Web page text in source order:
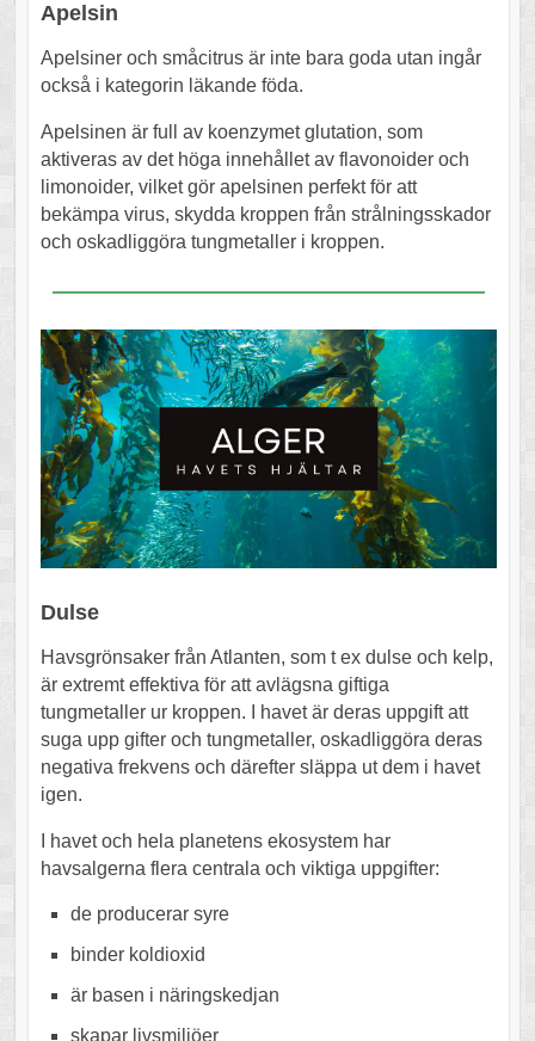
Apelsin
Apelsiner och småcitrus är inte bara goda utan ingår
också i kategorin läkande föda.
Apelsinen är full av koenzymet glutation, som
aktiveras av det höga innehållet av flavonoider och
limonoider, vilket gör apelsinen perfekt för att
bekämpa virus, skydda kroppen från strålningsskador
och oskadliggöra tungmetaller i kroppen.
Dulse
Havsgrönsaker från Atlanten, som t ex dulse och kelp,
är extremt effektiva för att avlägsna giftiga
tungmetaller ur kroppen. I havet är deras uppgift att
suga upp gifter och tungmetaller, oskadliggöra deras
negativa frekvens och därefter släppa ut dem i havet
igen.
I havet och hela planetens ekosystem har
havsalgerna flera centrala och viktiga uppgifter:
de producerar syre
binder koldioxid
är basen i näringskedjan
skapar livsmiljöer